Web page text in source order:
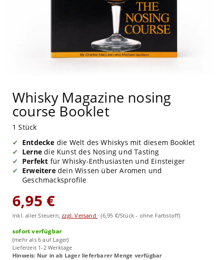
Whisky Magazine nosing
course Booklet
1 Stück
Entdecke die Welt des Whiskys mit diesem Booklet
Lerne die Kunst des Nosing und Tasting
Perfekt für Whisky-Enthusiasten und Einsteiger
Erweiteredein Wissen über Aromen und
Geschmacksprofile
6,95 €
inkl. aller Steuern,zzgl. Versand ·(6,95 €/Stück - ohne Farbstoff)
sofort verfügbar
(mehr als 6 auf Lager)
Lieferzeit 1-2 Werktage
Hinweis: Nur in ab Lager lieferbarer Menge verfügbar